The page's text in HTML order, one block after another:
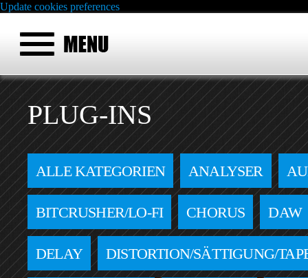
Update cookies preferences
PLUG-INS
ALLE KATEGORIEN ANALYSER
BITCRUSHER/LO-FI CHORUS DAW
DELAY DISTORTION/SÄTTIGUNG/